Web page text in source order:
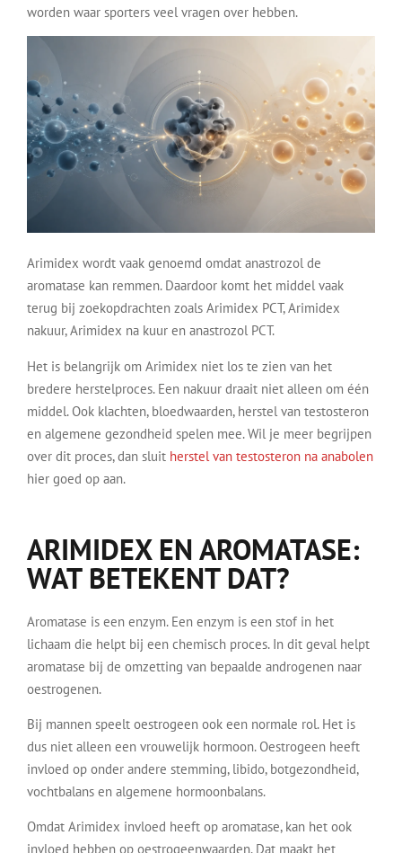
worden waar sporters veel vragen over hebben.
Arimidex wordt vaak genoemd omdat anastrozol de
aromatase kan remmen. Daardoor komt het middel vaak
terug bij zoekopdrachten zoals Arimidex PCT, Arimidex
nakuur, Arimidex na kuur en anastrozol PCT.
Het is belangrijk om Arimidex niet los te zien van het
bredere herstelproces. Een nakuur draait niet alleen om één
middel. Ook klachten, bloedwaarden, herstel van testosteron
en algemene gezondheid spelen mee. Wil je meer begrijpen
over dit proces, dan sluit herstel van testosteron na anabolen
hier goed op aan.
ARIMIDEX EN AROMATASE:
WAT BETEKENT DAT?
Aromatase is een enzym. Een enzym is een stof in het
lichaam die helpt bij een chemisch proces. In dit geval helpt
aromatase bij de omzetting van bepaalde androgenen naar
oestrogenen.
Bij mannen speelt oestrogeen ook een normale rol. Het is
dus niet alleen een vrouwelijk hormoon. Oestrogeen heeft
invloed op onder andere stemming, libido, botgezondheid,
vochtbalans en algemene hormoonbalans.
Omdat Arimidex invloed heeft op aromatase, kan het ook
invloed hebben op oestrogeenwaarden. Dat maakt het